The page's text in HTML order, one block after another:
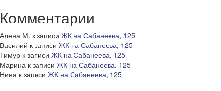
Комментарии
Алена М. к записи ЖК на Сабанеева, 125
Василий к записи ЖК на Сабанеева, 125
Тимур к записи ЖК на Сабанеева, 125
Марина к записи ЖК на Сабанеева, 125
Нина к записи ЖК на Сабанеева, 125